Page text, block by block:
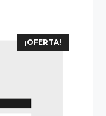
¡OFERTA!